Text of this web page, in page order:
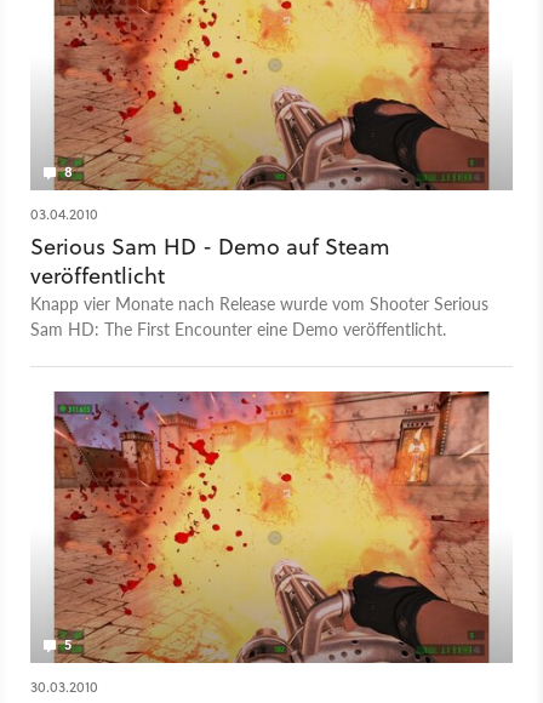
8
03.04.2010
Serious Sam HD - Demo auf Steam
veröffentlicht
Knapp vier Monate nach Release wurde vom Shooter Serious
Sam HD: The First Encounter eine Demo veröffentlicht.
5
30.03.2010